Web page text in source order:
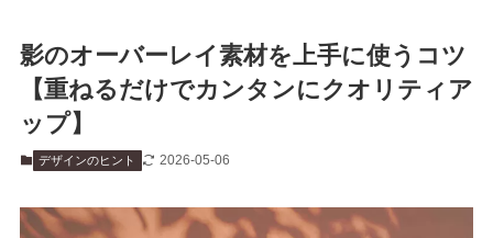
影のオーバーレイ素材を上手に使うコツ
【重ねるだけでカンタンにクオリティア
ップ】
デザインのヒント 2026-05-06